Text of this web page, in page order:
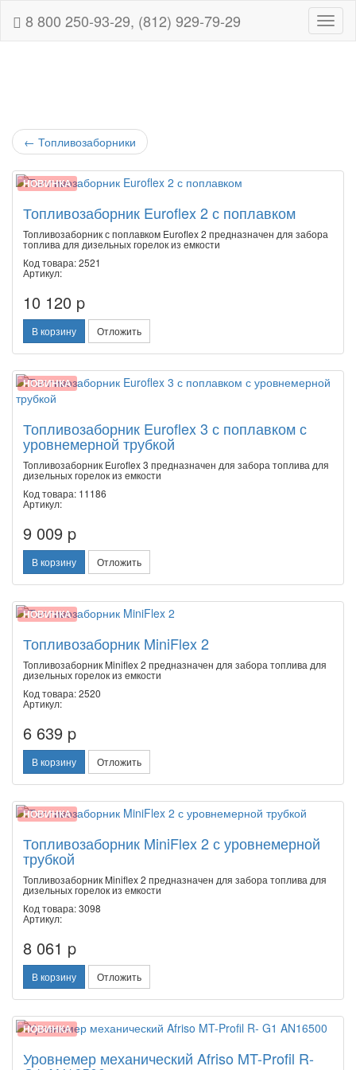
8 800 250-93-29, (812) 929-79-29
← Топливозаборники
НОВИНКА
Топливозаборник Euroflex 2 с поплавком
Топливозаборник с поплавком Euroflex 2 предназначен для забора
топлива для дизельных горелок из емкости
Код товара: 2521
Артикул:
10 120 p
В корзину Отложить
НОВИНКА
Топливозаборник Euroflex 3 с поплавком с
уровнемерной трубкой
Топливозаборник Euroflex 3 предназначен для забора топлива для
дизельных горелок из емкости
Код товара: 11186
Артикул:
9 009 p
В корзину Отложить
НОВИНКА
Топливозаборник MiniFlex 2
Топливозаборник Miniflex 2 предназначен для забора топлива для
дизельных горелок из емкости
Код товара: 2520
Артикул:
6 639 p
В корзину Отложить
НОВИНКА
Топливозаборник MiniFlex 2 с уровнемерной
трубкой
Топливозаборник Miniflex 2 предназначен для забора топлива для
дизельных горелок из емкости
Код товара: 3098
Артикул:
8 061 p
В корзину Отложить
НОВИНКА
Уровнемер механический Afriso MT-Profil R-